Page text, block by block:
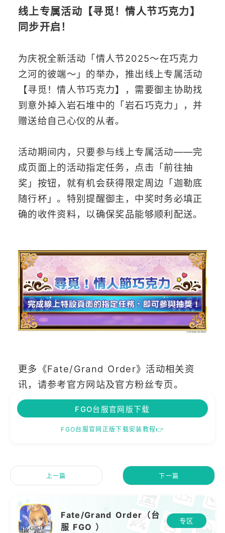
线上专属活动【寻觅！情人节巧克力】
同步开启！
为庆祝全新活动「情人节2025～在巧克力
之河的彼端～」的举办，推出线上专属活动
【寻觅！情人节巧克力】，需要御主协助找
到意外掉入岩石堆中的「岩石巧克力」，并
赠送给自己心仪的从者。
活动期间内，只要参与线上专属活动——完
成页面上的活动指定任务，点击「前往抽
奖」按钮，就有机会获得限定周边「迦勒底
随行杯」。特别提醒御主，中奖时务必填正
确的收件资料，以确保奖品能够顺利配送。
更多《Fate/Grand Order》活动相关资
讯，请参考官方网站及官方粉丝专页。
FGO台服官网版下载
FGO台服官网正版下载安装教程👉
上一篇 下一篇
Fate/Grand Order（台
服 FGO ）
专区